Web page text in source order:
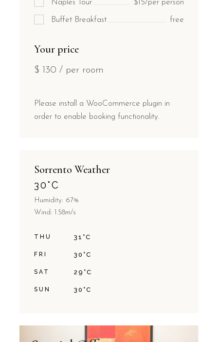
Naples Tour $15/per person
Buffet Breakfast free
Your price
$ 130 / per room
Please install a WooCommerce plugin in
order to enable booking functionality.
Sorrento Weather
30°C
Humidity: 67%
Wind: 1.58m/s
THU 31 °C
FRI 30 °C
SAT 29 °C
SUN 30 °C